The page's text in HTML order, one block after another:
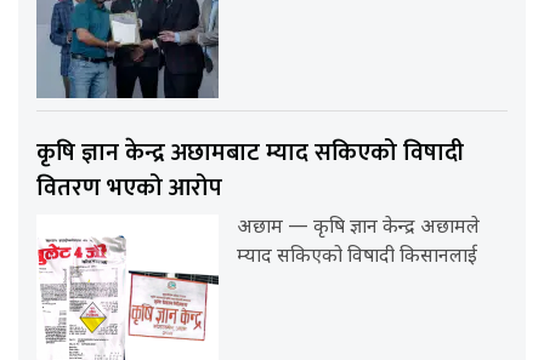
कृषि ज्ञान केन्द्र अछामबाट म्याद सकिएको विषादी
वितरण भएको आरोप
अछाम — कृषि ज्ञान केन्द्र अछामले
म्याद सकिएको विषादी किसानलाई